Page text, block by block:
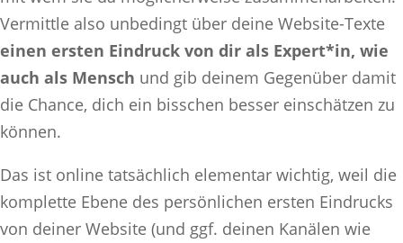
Vermittle also unbedingt über deine Website-Texte
einen ersten Eindruck von dir als Expert*in, wie
auch als Mensch und gib deinem Gegenüber damit
die Chance, dich ein bisschen besser einschätzen zu
können.
Das ist online tatsächlich elementar wichtig, weil die
komplette Ebene des persönlichen ersten Eindrucks
von deiner Website (und ggf. deinen Kanälen wie